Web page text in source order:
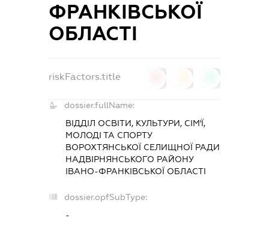
ФРАНКІВСЬКОЇ
ОБЛАСТІ
riskFactors.title
dossier.fullName:
ВІДДІЛ ОСВІТИ, КУЛЬТУРИ, СІМ'Ї,
МОЛОДІ ТА СПОРТУ
ВОРОХТЯНСЬКОЇ СЕЛИЩНОЇ РАДИ
НАДВІРНЯНСЬКОГО РАЙОНУ
ІВАНО-ФРАНКІВСЬКОЇ ОБЛАСТІ
dossier.opfSubType:
-